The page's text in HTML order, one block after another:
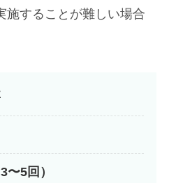
施することが難しい場合
5回）